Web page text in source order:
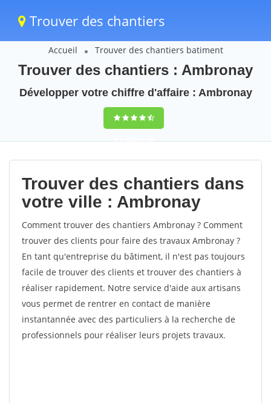
Trouver des chantiers
Accueil Trouver des chantiers batiment
Trouver des chantiers : Ambronay
Développer votre chiffre d'affaire : Ambronay
9,5(100%)56
votes
Trouver des chantiers dans
votre ville : Ambronay
Comment trouver des chantiers Ambronay ? Comment
trouver des clients pour faire des travaux Ambronay ?
En tant qu'entreprise du bâtiment, il n'est pas toujours
facile de trouver des clients et trouver des chantiers à
réaliser rapidement. Notre service d'aide aux artisans
vous permet de rentrer en contact de manière
instantannée avec des particuliers à la recherche de
professionnels pour réaliser leurs projets travaux.